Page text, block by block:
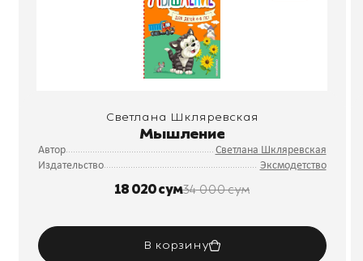
Светлана Шкляревская
Мышление
Автор
Светлана Шкляревская
Издательство
Эксмодетство
18 020 сум34 000 сум
В корзину